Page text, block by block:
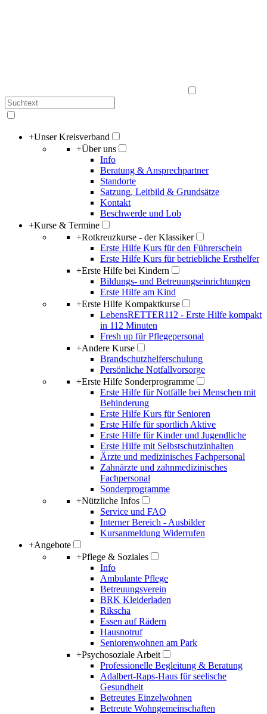
+Unser Kreisverband
+Über uns
Info
Beratung & Ansprechpartner
Standorte
Satzung, Leitbild & Grundsätze
Kontakt
Beschwerde und Lob
+Kurse & Termine
+Rotkreuzkurse - der Klassiker
Erste Hilfe Kurs für den Führerschein
Erste Hilfe Kurs für betriebliche Ersthelfer
+Erste Hilfe bei Kindern
Bildungs- und Betreuungseinrichtungen
Erste Hilfe am Kind
+Erste Hilfe Kompaktkurse
LebensRETTER112 - Erste Hilfe kompakt
in 112 Minuten
Fresh up für Pflegepersonal
+Andere Kurse
Brandschutzhelferschulung
Persönliche Notfallvorsorge
+Erste Hilfe Sonderprogramme
Erste Hilfe für Notfälle bei Menschen mit
Behinderung
Erste Hilfe Kurs für Senioren
Erste Hilfe für sportlich Aktive
Erste Hilfe für Kinder und Jugendliche
Erste Hilfe mit Selbstschutzinhalten
Ärzte und medizinisches Fachpersonal
Zahnärzte und zahnmedizinisches
Fachpersonal
Sonderprogramme
+Nützliche Infos
Service und FAQ
Interner Bereich - Ausbilder
Kursanmeldung Widerrufen
+Angebote
+Pflege & Soziales
Info
Ambulante Pflege
Betreuungsverein
BRK Kleiderladen
Rikscha
Essen auf Rädern
Hausnotruf
Seniorenwohnen am Park
+Psychosoziale Arbeit
Professionelle Begleitung & Beratung
Adalbert-Raps-Haus für seelische
Gesundheit
Betreutes Einzelwohnen
Betreute Wohngemeinschaften